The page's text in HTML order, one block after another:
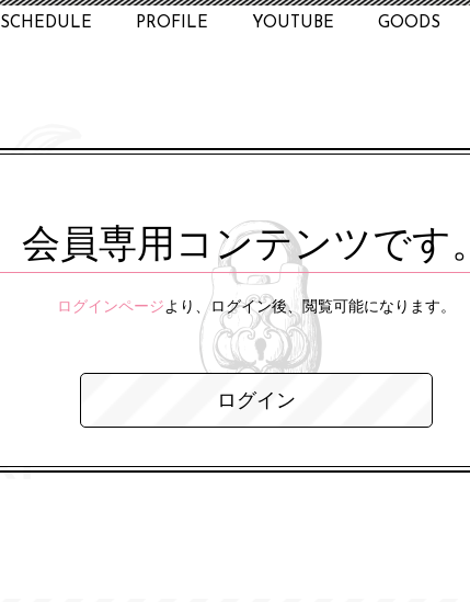
SCHEDULE PROFILE YOUTUBE GOODS
会員専用コンテンツです。
ログインページより、ログイン後、閲覧可能になります。
ログイン